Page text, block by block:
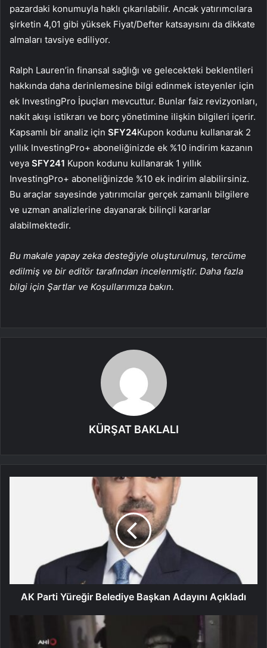
pazardaki konumuyla haklı çıkarılabilir. Ancak yatırımcılara
şirketin 4,01 gibi yüksek Fiyat/Defter katsayısını da dikkate
almaları tavsiye ediliyor.
Ralph Lauren’in finansal sağlığı ve gelecekteki beklentileri
hakkında daha derinlemesine bilgi edinmek isteyenler için
ek InvestingPro İpuçları mevcuttur. Bunlar faiz revizyonları,
nakit akışı istikrarı ve borç yönetimine ilişkin bilgileri içerir.
Kapsamlı bir analiz için SFY24Kupon kodunu kullanarak 2
yıllık InvestingPro+ aboneliğinizde ek %10 indirim kazanın
veya SFY241 Kupon kodunu kullanarak 1 yıllık
InvestingPro+ aboneliğinizde %10 ek indirim alabilirsiniz.
Bu araçlar sayesinde yatırımcılar gerçek zamanlı bilgilere
ve uzman analizlerine dayanarak bilinçli kararlar
alabilmektedir.
Bu makale yapay zeka desteğiyle oluşturulmuş, tercüme
edilmiş ve bir editör tarafından incelenmiştir. Daha fazla
bilgi için Şartlar ve Koşullarımıza bakın.
KÜRŞAT BAKLALI
AK Parti Yüreğir Belediye Başkan Adayını Açıkladı